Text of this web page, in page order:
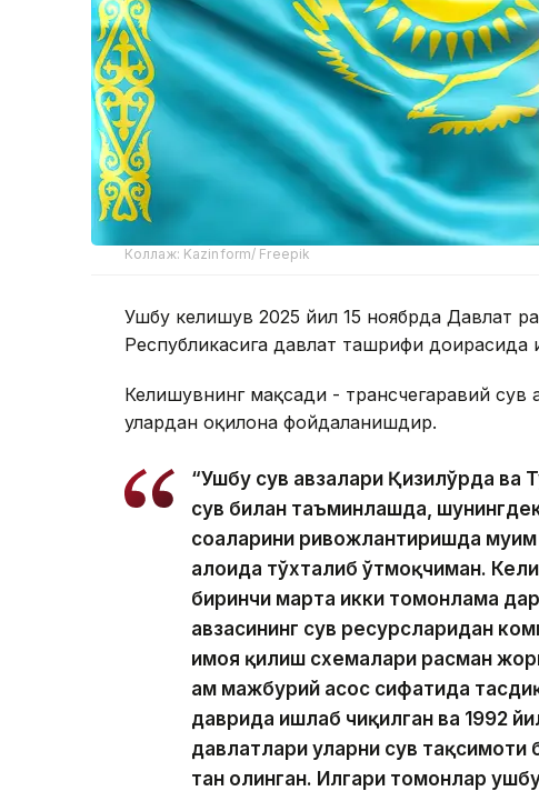
Коллаж: Kazinform/ Freepik
Ушбу келишув 2025 йил 15 ноябрда Давлат
Республикасига давлат ташрифи доирасида
Келишувнинг мақсади - трансчегаравий сув
улардан оқилона фойдаланишдир.
“Ушбу сув ҳавзалари Қизилўрда ва
сув билан таъминлашда,
соҳаларини ривожлантиришда
алоҳида тўхталиб ўтмоқчиман.
биринчи марта икки томонлама
ҳавзасининг сув ресурсларидан
ҳимоя қилиш схемалари расман
ҳам мажбурий асос сифатида
даврида ишлаб чиқилган ва 1992
давлатлари уларни сув тақсимоти
тан олинган. Илгари томонлар